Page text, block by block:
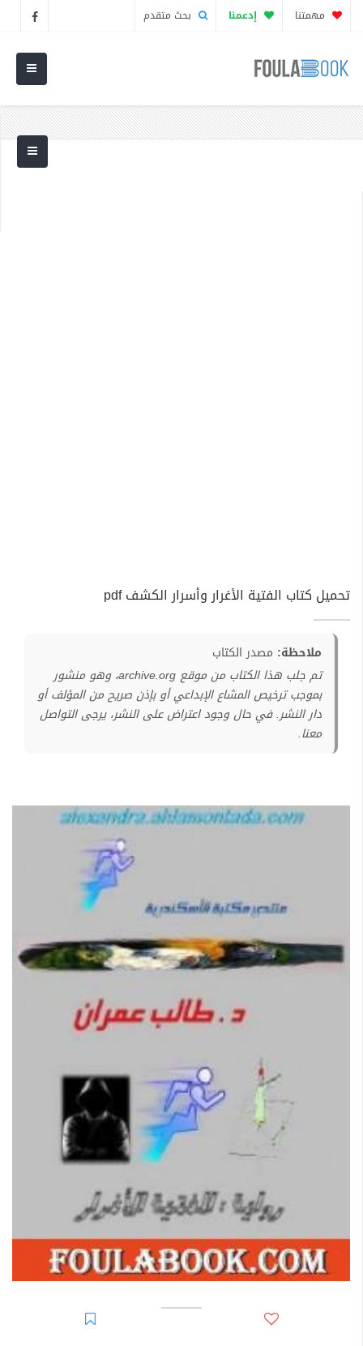
مهمتنا إدعمنا بحث متقدم
تحميل كتاب الفتية الأغرار وأسرار الكشف pdf
ملاحظة: مصدر الكتاب
تم جلب هذا الكتاب من موقع archive.org، وهو منشور
بموجب ترخيص المشاع الإبداعي أو بإذن صريح من المؤلف أو
دار النشر. في حال وجود اعتراض على النشر، يرجى التواصل
معنا.